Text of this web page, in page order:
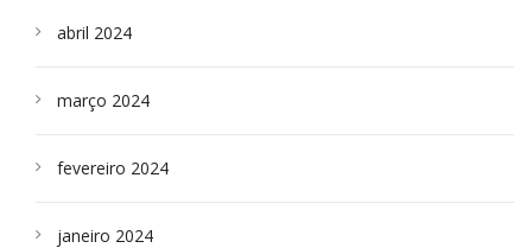
abril 2024
março 2024
fevereiro 2024
janeiro 2024